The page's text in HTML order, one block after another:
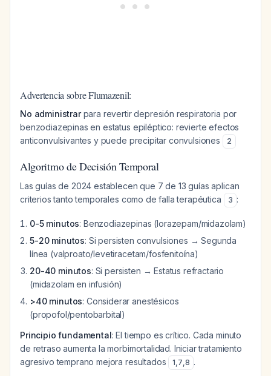
Advertencia sobre Flumazenil:
No administrarpara revertir depresión respiratoria por
benzodiazepinas en estatus epiléptico: revierte efectos
anticonvulsivantes y puede precipitar convulsiones
2
Algoritmo de Decisión Temporal
Las guías de 2024 establecen que 7 de 13 guías aplican
criterios tanto temporales como de falla terapéutica
3 :
0-5 minutos: Benzodiazepinas (lorazepam/midazolam)
5-20 minutos: Si persisten convulsiones → Segunda
línea (valproato/levetiracetam/fosfenitoína)
20-40 minutos: Si persisten → Estatus refractario
(midazolam en infusión)
>40 minutos: Considerar anestésicos
(propofol/pentobarbital)
Principio fundamental: El tiempo es crítico. Cada minuto
de retraso aumenta la morbimortalidad. Iniciar tratamiento
agresivo temprano mejora resultados
1,7,8 .